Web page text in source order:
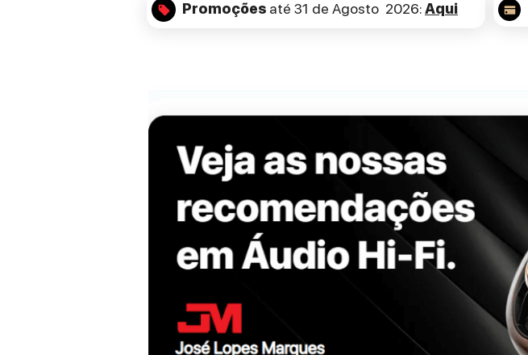
Promoções até 31 de Agosto 2026:Aqui